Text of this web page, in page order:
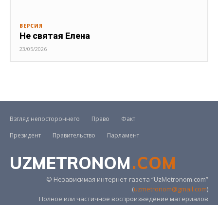
ВЕРСИЯ
Не святая Елена
23/05/2026
Взгляд непостороннего Право
Факт
Президент
Правительство Парламент
UZMETRONOM.COM
© Независимая интернет-газета “UzMetronom.com”
(uzmetronom@gmail.com)
Полное или частичное воспроизведение материалов